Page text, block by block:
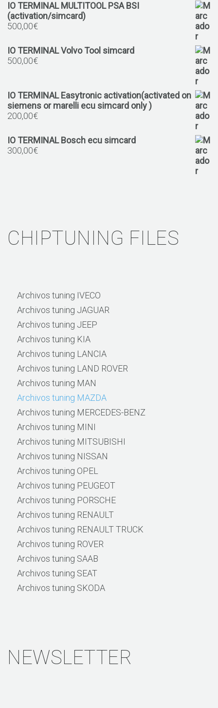
IO TERMINAL MULTITOOL PSA BSI
(activation/simcard)
500,00€
IO TERMINAL Volvo Tool simcard
500,00€
IO TERMINAL Easytronic activation(activated on
siemens or marelli ecu simcard only )
200,00€
IO TERMINAL Bosch ecu simcard
300,00€
CHIPTUNING FILES
Archivos tuning IVECO
Archivos tuning JAGUAR
Archivos tuning JEEP
Archivos tuning KIA
Archivos tuning LANCIA
Archivos tuning LAND ROVER
Archivos tuning MAN
Archivos tuning MAZDA
Archivos tuning MERCEDES-BENZ
Archivos tuning MINI
Archivos tuning MITSUBISHI
Archivos tuning NISSAN
Archivos tuning OPEL
Archivos tuning PEUGEOT
Archivos tuning PORSCHE
Archivos tuning RENAULT
Archivos tuning RENAULT TRUCK
Archivos tuning ROVER
Archivos tuning SAAB
Archivos tuning SEAT
Archivos tuning SKODA
NEWSLETTER